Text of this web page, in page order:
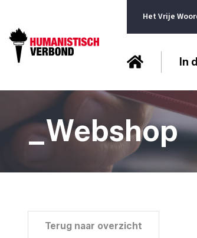
Het Vrije
In
_Webshop
Terug naar overzicht